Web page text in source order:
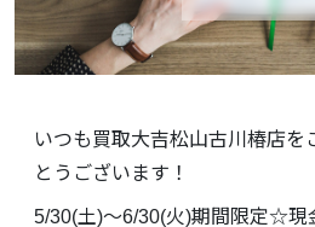
いつも買取大吉松山古川椿店を
とうございます！
5/30(土)～6/30(火)期間限定☆現